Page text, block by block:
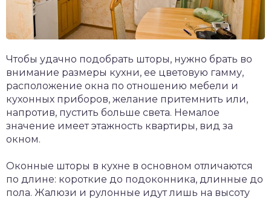
Чтобы удачно подобрать шторы, нужно брать во
внимание размеры кухни, ее цветовую гамму,
расположение окна по отношению мебели и
кухонных приборов, желание притемнить или,
напротив, пустить больше света. Немалое
значение имеет этажность квартиры, вид за
окном.
Оконные шторы в кухне в основном отличаются
по длине: короткие до подоконника, длинные до
пола. Жалюзи и рулонные идут лишь на высоту